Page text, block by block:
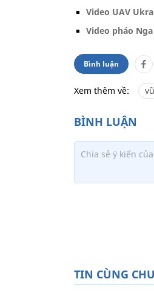
Video UAV
Video pháo
Bình luận
Xem thêm về:
TIN CÙNG